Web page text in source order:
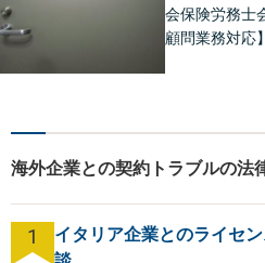
会保険労務士
顧問業務対応
海外企業との契約トラブルの法
1
イタリア企業とのライセ